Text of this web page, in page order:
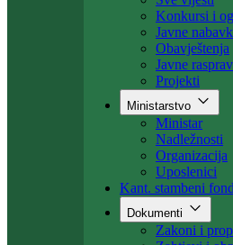
Aktuelno
Sve vijesti
Konkursi i
Javne nabavke
Obavještenja
Javne rasprave
Projekti
Ministarstvo
Ministar
Nadležnosti
Organizacija
Uposlenici
Kant. stambeni